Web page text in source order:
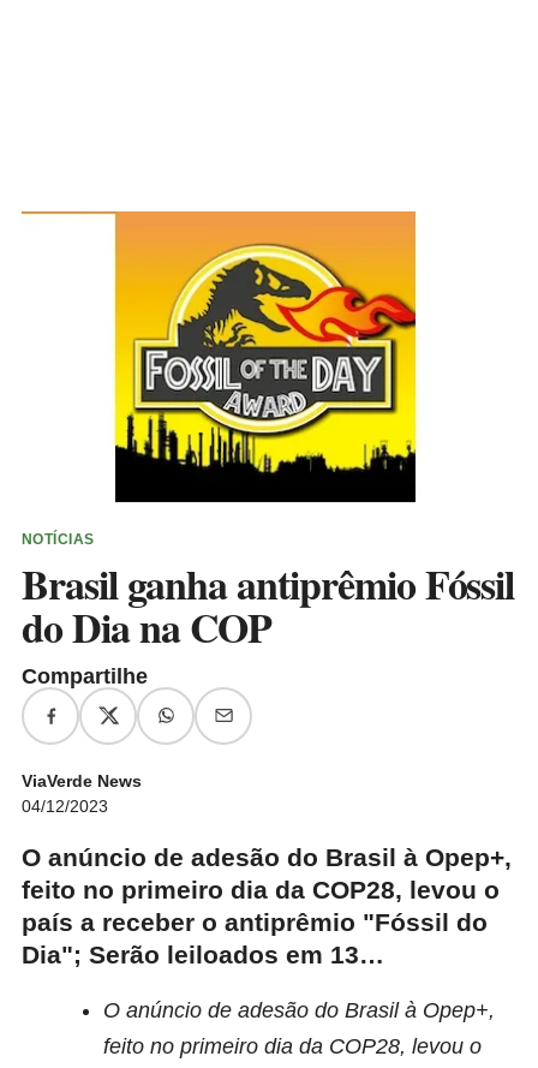
NOTÍCIAS
Brasil ganha antiprêmio Fóssil
do Dia na COP
Compartilhe
ViaVerde News
04/12/2023
O anúncio de adesão do Brasil à Opep+,
feito no primeiro dia da COP28, levou o
país a receber o antiprêmio "Fóssil do
Dia"; Serão leiloados em 13…
O anúncio de adesão do Brasil à Opep+,
feito no primeiro dia da COP28, levou o